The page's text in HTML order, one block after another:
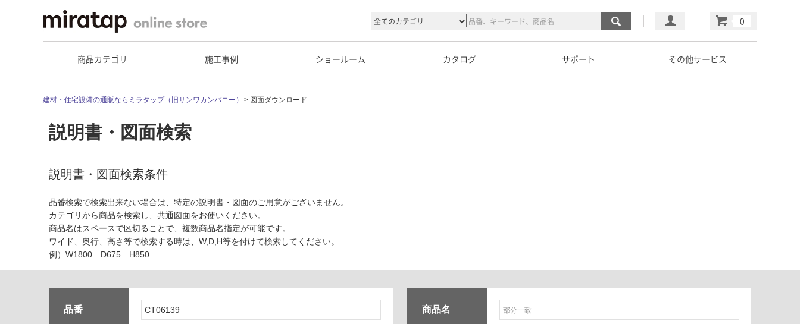
マイページ
カート
商品カテゴリ 施工事例 ショールーム カタログ サポート その他サービス
建材・住宅設備の通販ならミラタップ（旧サンワカンパニー） 図面ダウンロード
説明書・図面検索
説明書・図面検索条件
品番検索で検索出来ない場合は、特定の説明書・図面のご用意がございません。
カテゴリから商品を検索し、共通図面をお使いください。
商品名はスペースで区切ることで、複数商品名指定が可能です。
ワイド、奥行、高さ等で検索する時は、W,D,H等を付けて検索してください。
例）W1800 D675 H850
品番 商品名